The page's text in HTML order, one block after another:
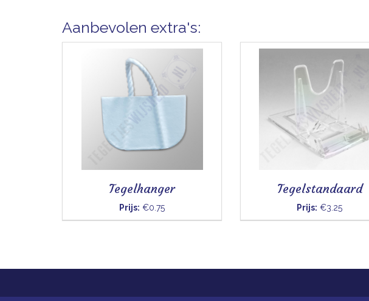
Aanbevolen extra's:
Tegelhanger
Prijs: €0.75
Tegelstandaard
Prijs: €3.25